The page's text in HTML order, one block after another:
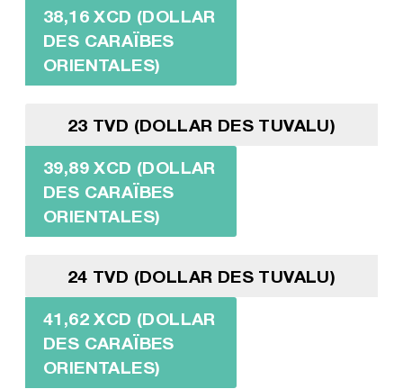
38,16 XCD (DOLLAR
DES CARAÏBES
ORIENTALES)
23 TVD (DOLLAR DES TUVALU)
39,89 XCD (DOLLAR
DES CARAÏBES
ORIENTALES)
24 TVD (DOLLAR DES TUVALU)
41,62 XCD (DOLLAR
DES CARAÏBES
ORIENTALES)